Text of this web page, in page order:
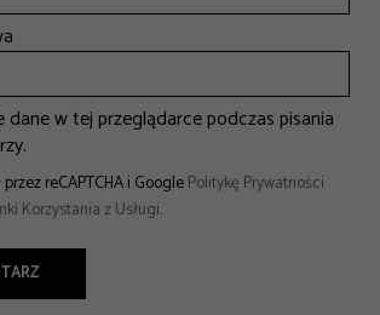
w tej przeglądarce podczas pisania
reCAPTCHA i GooglePolitykę Prywatności
Korzystania z Usługi.